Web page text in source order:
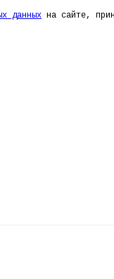
данных на сайте,